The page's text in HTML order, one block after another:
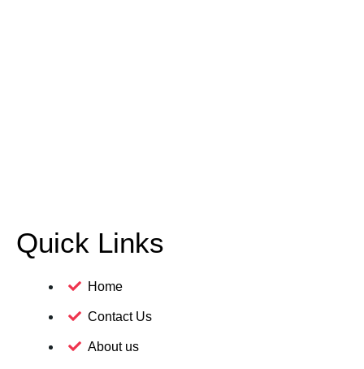
Quick Links
Home
Contact Us
About us